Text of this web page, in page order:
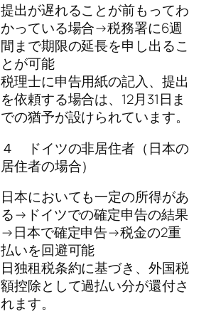
提出が遅れることが前もってわ
かっている場合→税務署に6週
間まで期限の延長を申し出るこ
とが可能
税理士に申告用紙の記入、提出
を依頼する場合は、12月31日ま
での猶予が設けられています。
４ ドイツの非居住者（日本の
居住者の場合）
日本においても一定の所得があ
る→ドイツでの確定申告の結果
→日本で確定申告→税金の2重
払いを回避可能
日独租税条約に基づき、外国税
額控除として過払い分が還付さ
れます。